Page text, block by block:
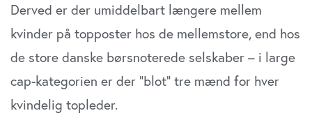
Derved er der umiddelbart længere mellem
kvinder på topposter hos de mellemstore, end hos
de store danske børsnoterede selskaber – i large
cap-kategorien er der ”blot” tre mænd for hver
kvindelig topleder.